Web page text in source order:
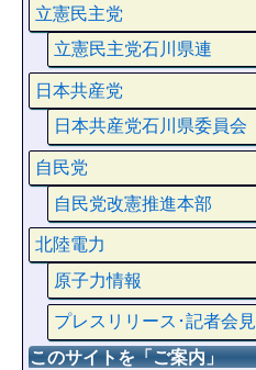
立憲民主党
立憲民主党石川県連
日本共産党
日本共産党石川県委員会
自民党
自民党改憲推進本部
北陸電力
原子力情報
プレスリリース･記者会見
このサイトを「ご案内」